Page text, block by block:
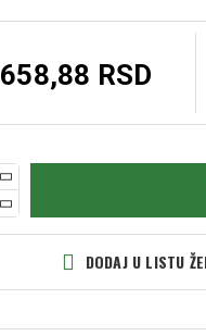
RSD
DODAJ U LISTU